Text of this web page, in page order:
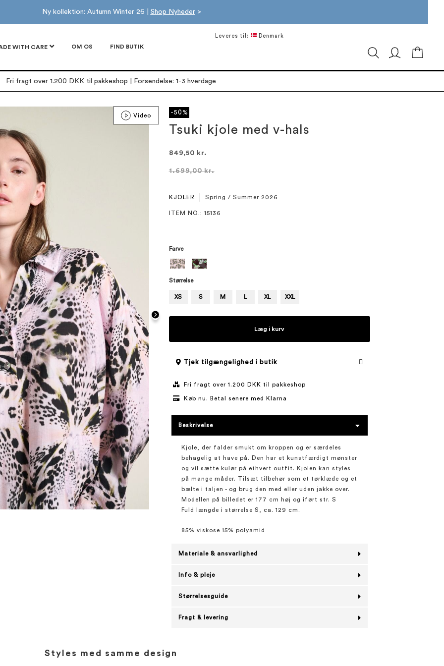
Ny kollektion: Autumn Winter 26 | Shop Nyheder>
WITH CARE OM OS FIND BUTIK
Leveres til: Denmark
Fri fragt over 1.200 DKK til pakkeshop | Forsendelse: 1-3 hverdage
Video -50%
Tsuki kjole med v-hals
849,50 kr.
1.699,00 kr.
KJOLER Spring / Summer 2026
ITEM NO. : 15136
Farve
Størrelse
XS S M L XL XXL
Læg i kurv
Tjek tilgængelighed i butik
Fri fragt over 1.200 DKK til pakkeshop
Køb nu. Betal senere med Klarna
Beskrivelse
Kjole, der falder smukt om kroppen og er særdeles
behagelig at have på. Den har et kunstfærdigt mønster
og vil sætte kulør på ethvert outfit. Kjolen kan styles
på mange måder. Tilsæt tilbehør som et tørklæde og et
bælte i taljen - og brug den med eller uden jakke over.
Modellen på billedet er 177 cm høj og iført str. S
Fuld længde i størrelse S, ca. 129 cm.
85% viskose 15% polyamid
Materiale & ansvarlighed
Info & pleje
Størrelsesguide
Fragt & levering
Styles med samme design